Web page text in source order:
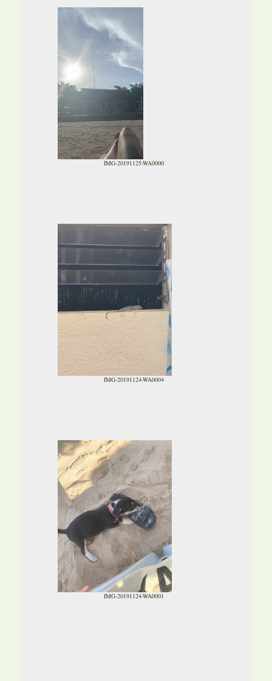
IMG-20191125-WA0000
IMG-20191124-WA0004
IMG-20191124-WA0001